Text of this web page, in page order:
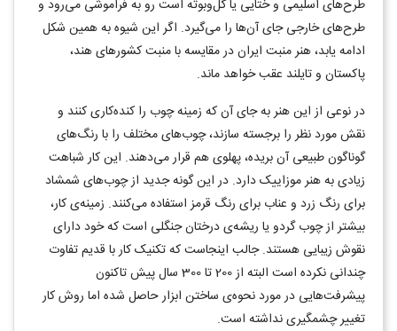
طرح‌های اسلیمی و ختایی یا گل‌وبوته است رو به فراموشی می‌رود و
طرح‌های خارجی جای آن‌ها را می‌گیرد. اگر این شیوه به همین شکل
ادامه یابد، هنر منبت ایران در مقایسه با منبت کشورهای هند،
پاکستان و تایلند عقب خواهد ماند.
در نوعی از این هنر به جای آن که زمینه چوب را کنده‌کاری کنند و
نقش مورد نظر را برجسته سازند، چوب‌های مختلف را با رنگ‌های
گوناگون طبیعی آن بریده، پهلوی هم قرار می‌دهند. این کار شباهت
زیادی به هنر موزاییک دارد. در این گونه جدید از چوب‌های شمشاد
برای رنگ زرد و عناب برای رنگ قرمز استفاده می‌کنند. زمینه‌ی کار،
بیشتر از چوب گردو یا ریشه‌ی درختان جنگلی است که خود دارای
نقوش زیبایی هستند. جالب اینجاست که تکنیک کار با قدیم تفاوت
چندانی نکرده است البته از 200 تا 300 سال پیش تاکنون
پیشرفت‌هایی در مورد نحوه‌ی ساختن ابزار حاصل شده اما روش کار
تغییر چشمگیری نداشته است.